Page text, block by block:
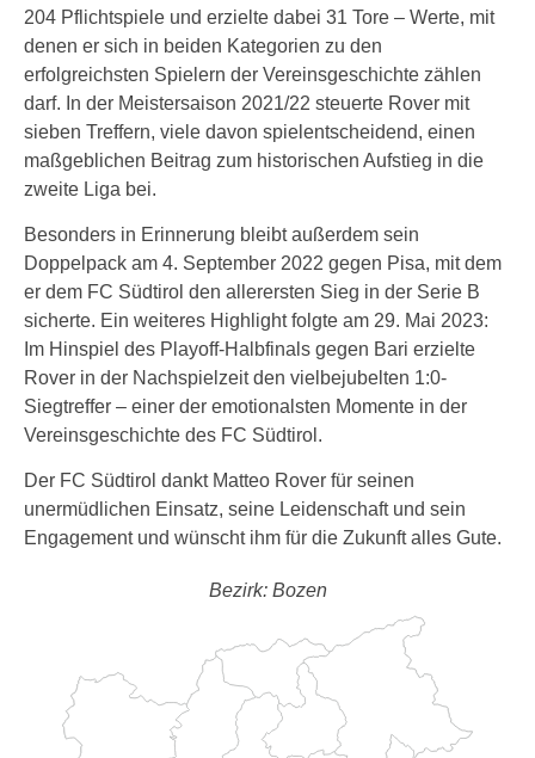
204 Pflichtspiele und erzielte dabei 31 Tore – Werte, mit
denen er sich in beiden Kategorien zu den
erfolgreichsten Spielern der Vereinsgeschichte zählen
darf. In der Meistersaison 2021/22 steuerte Rover mit
sieben Treffern, viele davon spielentscheidend, einen
maßgeblichen Beitrag zum historischen Aufstieg in die
zweite Liga bei.
Besonders in Erinnerung bleibt außerdem sein
Doppelpack am 4. September 2022 gegen Pisa, mit dem
er dem FC Südtirol den allerersten Sieg in der Serie B
sicherte. Ein weiteres Highlight folgte am 29. Mai 2023:
Im Hinspiel des Playoff-Halbfinals gegen Bari erzielte
Rover in der Nachspielzeit den vielbejubelten 1:0-
Siegtreffer – einer der emotionalsten Momente in der
Vereinsgeschichte des FC Südtirol.
Der FC Südtirol dankt Matteo Rover für seinen
unermüdlichen Einsatz, seine Leidenschaft und sein
Engagement und wünscht ihm für die Zukunft alles Gute.
Bezirk: Bozen